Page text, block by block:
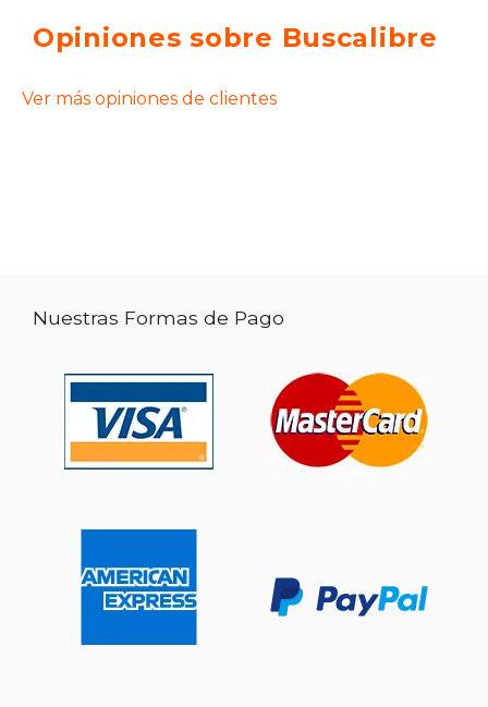
Opiniones sobre Buscalibre
Ver más opiniones de clientes
Nuestras Formas de Pago